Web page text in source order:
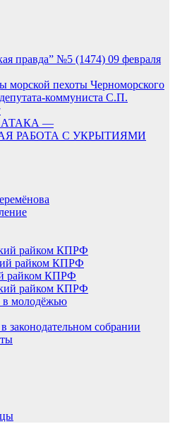
правда” №5 (1474) 09 февраля
морской пехоты Черноморского
коммуниста С.П.
—
РАБОТА С УКРЫТИЯМИ
райком КПРФ
райком КПРФ
райком КПРФ
райком КПРФ
в молодёжью
собрании